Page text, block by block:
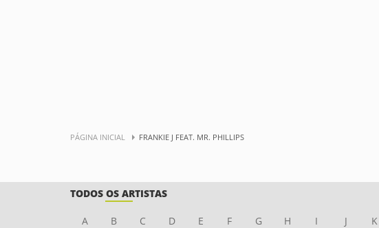
PÁGINA INICIAL FRANKIE J FEAT. MR. PHILLIPS
TODOS OS ARTISTAS
A B C D E F G H I J K